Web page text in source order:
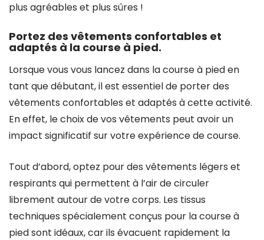
plus agréables et plus sûres !
Portez des vêtements confortables et
adaptés à la course à pied.
Lorsque vous vous lancez dans la course à pied en
tant que débutant, il est essentiel de porter des
vêtements confortables et adaptés à cette activité.
En effet, le choix de vos vêtements peut avoir un
impact significatif sur votre expérience de course.
Tout d’abord, optez pour des vêtements légers et
respirants qui permettent à l’air de circuler
librement autour de votre corps. Les tissus
techniques spécialement conçus pour la course à
pied sont idéaux, car ils évacuent rapidement la